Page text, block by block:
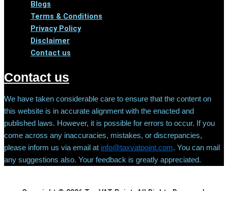
Blogs
Terms & Conditions
Privacy Policy
Disclaimer
Contact us
Contact us
We have taken considerable care to ensure that the content on
this website is in accurate alignment with the enacted and
published laws. However, it is possible for errors to occur. If you
come across any inaccuracies, mistakes, or discrepancies,
please inform us via email at info@taxvatpoint.com. You can mail
any suggestions also. Your feedback is greatly appreciated.
Copyright © 2026 Tax VAT Point. All Rights Reserved.